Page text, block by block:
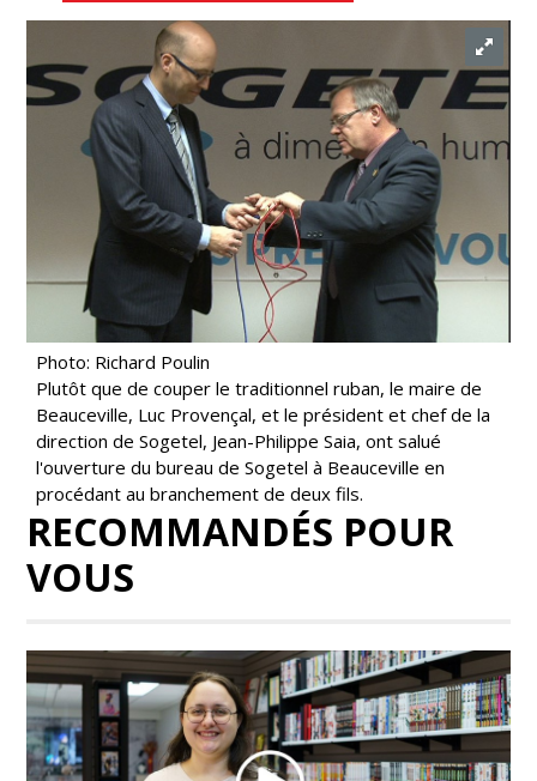
Photo: Richard Poulin
Plutôt que de couper le traditionnel ruban, le maire de
Beauceville, Luc Provençal, et le président et chef de la
direction de Sogetel, Jean-Philippe Saia, ont salué
l'ouverture du bureau de Sogetel à Beauceville en
procédant au branchement de deux fils.
RECOMMANDÉS POUR
VOUS